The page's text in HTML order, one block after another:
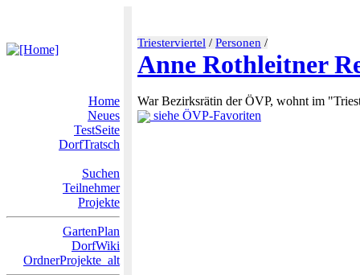
Triesterviertel / Personen /
Anne Rothleitner
Home
Neues
TestSeite
DorfTratsch
Suchen
Teilnehmer
Projekte
GartenPlan
DorfWiki
OrdnerProjekte_alt
War Bezirksrätin der ÖVP, wohnt im
siehe ÖVP-Favoriten